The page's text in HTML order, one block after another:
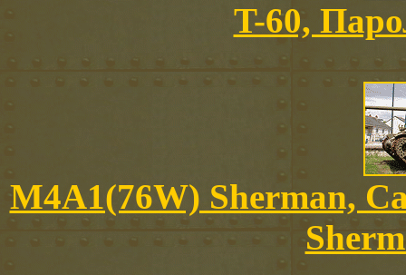
T-60,
M4A1(76W) Sherman,